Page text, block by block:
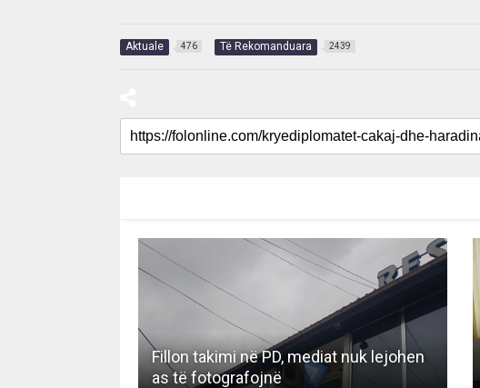
Aktuale 476 Të Rekomanduara 2439
Fillon takimi në PD, mediat nuk lejohen
as të fotografojnë